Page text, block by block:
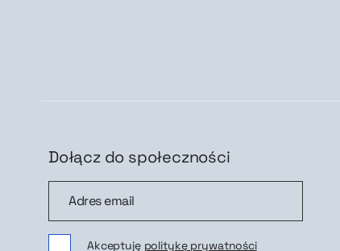
Dołącz do społeczności
Akceptuję politykę prywatności